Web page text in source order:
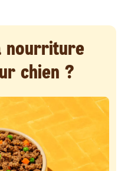
nourriture
chien ?